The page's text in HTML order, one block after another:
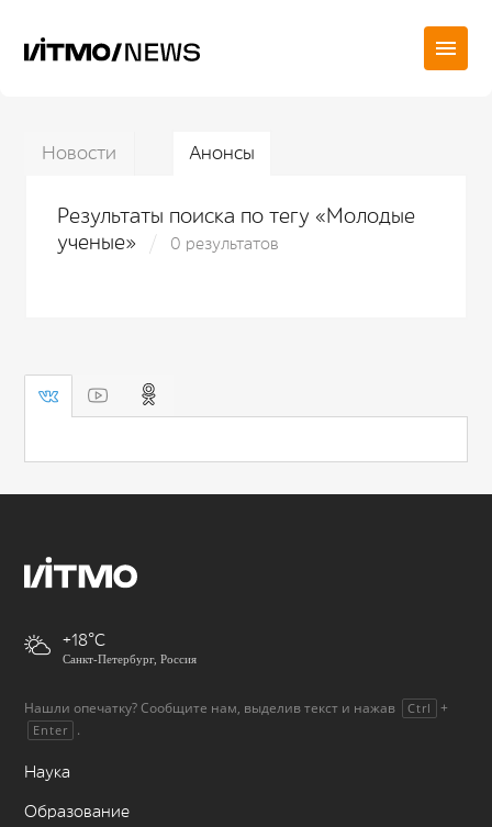
Новости Анонсы
Результаты поиска по тегу «Молодые
ученые»
0 результатов
+18
Санкт-Петербург, Россия
Нашли опечатку? Сообщите нам, выделив текст и нажав Ctrl +
Enter .
Наука
Образование